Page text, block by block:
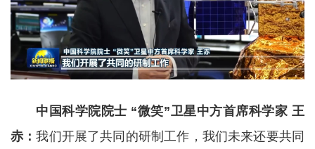
中国科学院院士 “微笑”卫星中方首席科学家 王
赤：我们开展了共同的研制工作，我们未来还要共同